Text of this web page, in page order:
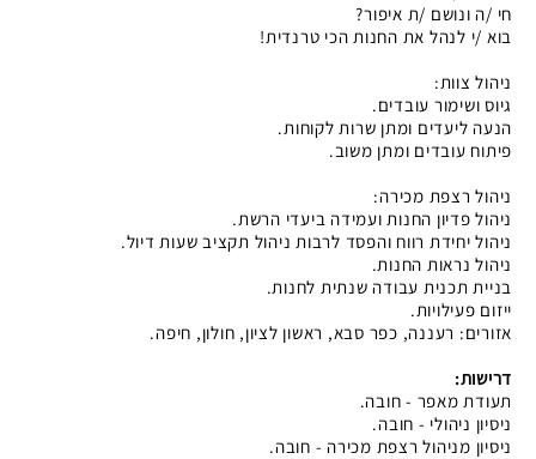
חי /ה ונושם /ת איפור?
בוא /י לנהל את החנות הכי טרנדית!
ניהול צוות:
גיוס ושימור עובדים.
הנעה ליעדים ומתן שרות לקוחות.
פיתוח עובדים ומתן משוב.
ניהול רצפת מכירה:
ניהול פדיון החנות ועמידה ביעדי הרשת.
ניהול יחידת רווח והפסד לרבות ניהול תקציב שעות דיול.
ניהול נראות החנות.
בניית תכנית עבודה שנתית לחנות.
ייזום פעילויות.
אזורים: רעננה, כפר סבא, ראשון לציון, חולון, חיפה.
דרישות:
תעודת מאפר - חובה.
ניסיון ניהולי - חובה.
ניסיון מניהול רצפת מכירה - חובה.